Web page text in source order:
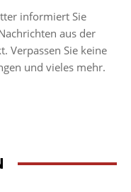
informiert Sie
aus der
Verpassen Sie keine
und vieles mehr.